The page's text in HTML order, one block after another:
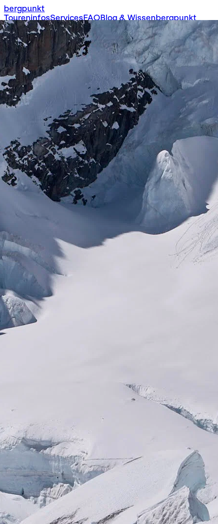
bergpunkt
ToureninfosServicesFAQBlog & Wissenbergpunkt
Ausbildungen
Skitouren
Hochtouren
Klettern
Wandern